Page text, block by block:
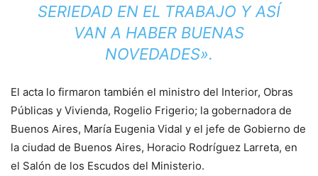
SERIEDAD EN EL TRABAJO Y ASÍ
VAN A HABER BUENAS
NOVEDADES».
El acta lo firmaron también el ministro del Interior, Obras
Públicas y Vivienda, Rogelio Frigerio; la gobernadora de
Buenos Aires, María Eugenia Vidal y el jefe de Gobierno de
la ciudad de Buenos Aires, Horacio Rodríguez Larreta, en
el Salón de los Escudos del Ministerio.